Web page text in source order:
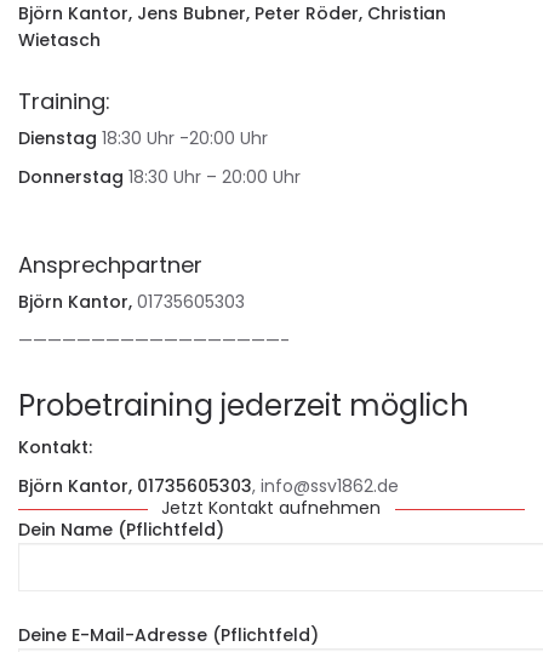
Björn Kantor, Jens Bubner, Peter Röder, Christian
Wietasch
Training:
Dienstag 18:30 Uhr -20:00 Uhr
Donnerstag 18:30 Uhr – 20:00 Uhr
Ansprechpartner
Björn Kantor, 01735605303
——————————————————-
Probetraining jederzeit möglich
Kontakt:
Björn Kantor, 01735605303, info@ssv1862.de
Jetzt Kontakt aufnehmen
Dein Name (Pflichtfeld)
Deine E-Mail-Adresse (Pflichtfeld)